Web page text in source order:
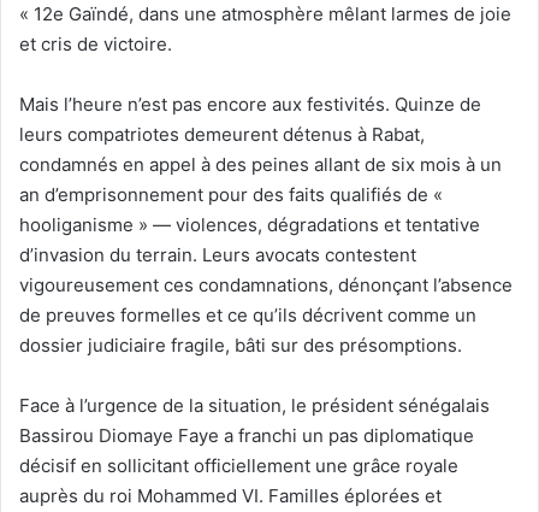
« 12e Gaïndé, dans une atmosphère mêlant larmes de joie
et cris de victoire.
‎Mais l’heure n’est pas encore aux festivités. Quinze de
leurs compatriotes demeurent détenus à Rabat,
condamnés en appel à des peines allant de six mois à un
an d’emprisonnement pour des faits qualifiés de «
hooliganisme » — violences, dégradations et tentative
d’invasion du terrain. Leurs avocats contestent
vigoureusement ces condamnations, dénonçant l’absence
de preuves formelles et ce qu’ils décrivent comme un
dossier judiciaire fragile, bâti sur des présomptions.
‎Face à l’urgence de la situation, le président sénégalais
Bassirou Diomaye Faye a franchi un pas diplomatique
décisif en sollicitant officiellement une grâce royale
auprès du roi Mohammed VI. Familles éplorées et